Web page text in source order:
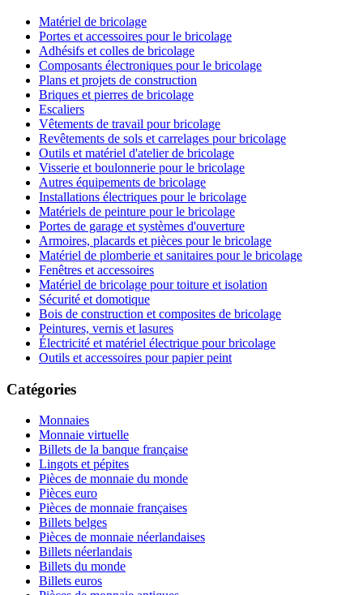
Matériel de bricolage
Portes et accessoires pour le bricolage
Adhésifs et colles de bricolage
Composants électroniques pour le bricolage
Plans et projets de construction
Briques et pierres de bricolage
Escaliers
Vêtements de travail pour bricolage
Revêtements de sols et carrelages pour bricolage
Outils et matériel d'atelier de bricolage
Visserie et boulonnerie pour le bricolage
Autres équipements de bricolage
Installations électriques pour le bricolage
Matériels de peinture pour le bricolage
Portes de garage et systèmes d'ouverture
Armoires, placards et pièces pour le bricolage
Matériel de plomberie et sanitaires pour le bricolage
Fenêtres et accessoires
Matériel de bricolage pour toiture et isolation
Sécurité et domotique
Bois de construction et composites de bricolage
Peintures, vernis et lasures
Électricité et matériel électrique pour bricolage
Outils et accessoires pour papier peint
Catégories
Monnaies
Monnaie virtuelle
Billets de la banque française
Lingots et pépites
Pièces de monnaie du monde
Pièces euro
Pièces de monnaie françaises
Billets belges
Pièces de monnaie néerlandaises
Billets néerlandais
Billets du monde
Billets euros